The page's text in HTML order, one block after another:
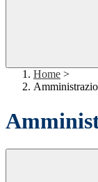
Home >